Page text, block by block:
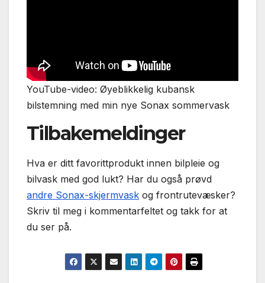
YouTube-video: Øyeblikkelig kubansk
bilstemning med min nye Sonax sommervask
Tilbakemeldinger
Hva er ditt favorittprodukt innen bilpleie og
bilvask med god lukt? Har du også prøvd
andre Sonax-skjermvask og frontrutevæsker?
Skriv til meg i kommentarfeltet og takk for at
du ser på.